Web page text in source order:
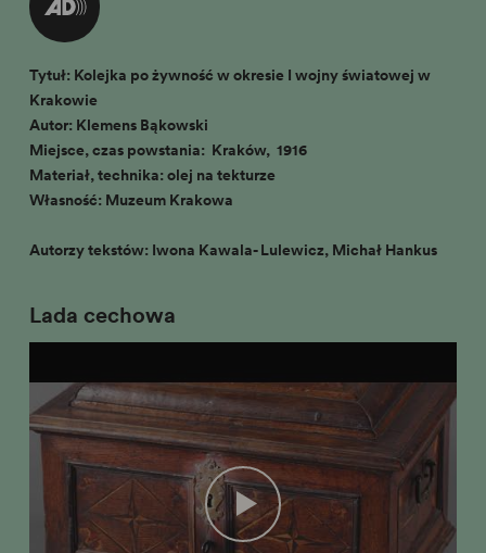
Tytuł: Kolejka po żywność w okresie I wojny światowej w
Krakowie
Autor: Klemens Bąkowski
Miejsce, czas powstania: Kraków, 1916
Materiał, technika: olej na tekturze
Własność: Muzeum Krakowa
Autorzy tekstów: Iwona Kawala- Lulewicz, Michał Hankus
Lada cechowa